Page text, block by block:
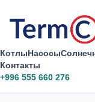
КотлыНасосы
Контакты
+996 555 660 276